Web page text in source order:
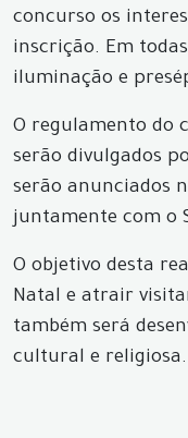
concurso os
inscrição. Em
iluminação e
O regulamento do
serão divulgados
serão anunciados
juntamente com o
O objetivo desta
Natal e atrair
também será
cultural e religiosa.